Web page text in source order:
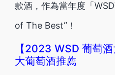
款酒，作為當年度「
of The Best”！
【2023 WSD 葡萄
大葡萄酒推薦